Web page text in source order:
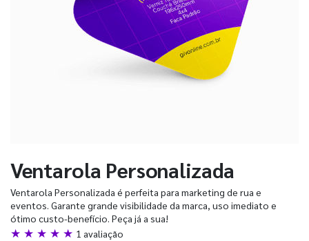
Ventarola Personalizada
Ventarola Personalizada é perfeita para marketing de rua e
eventos. Garante grande visibilidade da marca, uso imediato e
ótimo custo-benefício. Peça já a sua!
★ ★ ★ ★ ★ 1 avaliação